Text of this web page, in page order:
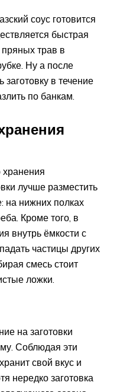
соус готовится
быстрая
трав в
Ну а после
в течение
по банкам.
лучше разместить
на нижних полках
Кроме того, в
внутрь ёмкости с
частицы других
смесь стоит
ложки.
на заготовки
Соблюдая эти
свой вкус и
нередко заготовка